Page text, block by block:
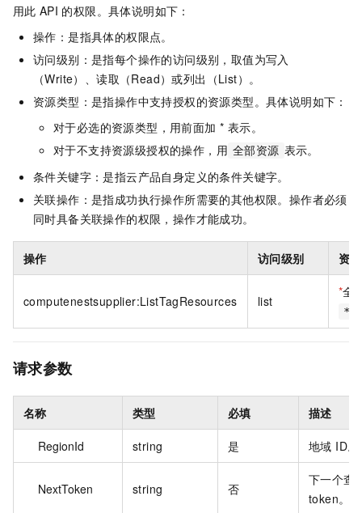
用此 API 的权限。具体说明如下：
操作：是指具体的权限点。
访问级别：是指每个操作的访问级别，取值为写入
（Write）、读取（Read）或列出（List）。
资源类型：是指操作中支持授权的资源类型。具体说明如下：
对于必选的资源类型，用前面加 * 表示。
对于不支持资源级授权的操作，用 全部资源 表示。
条件关键字：是指云产品自身定义的条件关键字。
关联操作：是指成功执行操作所需要的其他权限。操作者必须
同时具备关联操作的权限，操作才能成功。
操作 访问级别 资
computenestsupplier:ListTagResources list
*全
*
请求参数
名称 类型 必填 描述
RegionId string 是 地域 ID。
NextToken string 否
下一个查
token。